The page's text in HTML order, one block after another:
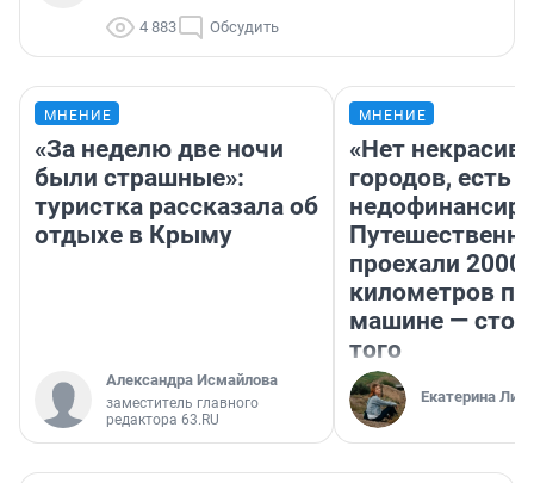
4 883 Обсудить
МНЕНИЕ
«За неделю две ночи
были страшные»:
туристка рассказала об
отдыхе в Крыму
Александра Исмайлова
заместитель главного
редактора 63.RU
МНЕНИЕ
«Нет
городов, есть
проехали 2000
километров по
машине —
того
Екатерина